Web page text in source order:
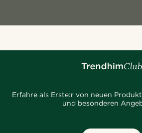
Erfahre als Erste:r von neuen
und besonderen